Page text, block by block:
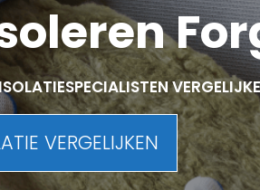
VERGELIJKEN